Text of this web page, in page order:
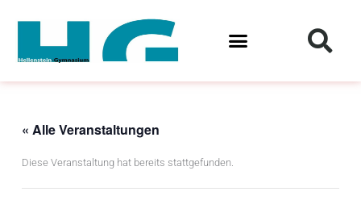
« Alle Veranstaltungen
Diese Veranstaltung hat bereits stattgefunden.